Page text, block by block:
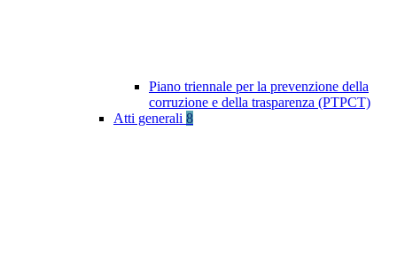
Piano triennale per la prevenzione della
corruzione e della trasparenza (PTPCT)
Atti generali 8